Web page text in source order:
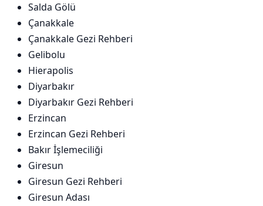
Salda Gölü
Çanakkale
Çanakkale Gezi Rehberi
Gelibolu
Hierapolis
Diyarbakır
Diyarbakır Gezi Rehberi
Erzincan
Erzincan Gezi Rehberi
Bakır İşlemeciliği
Giresun
Giresun Gezi Rehberi
Giresun Adası